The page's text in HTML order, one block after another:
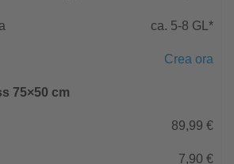
ca. 5-8 GL*
Crea ora
75×50 cm
89,99 €
7,90 €